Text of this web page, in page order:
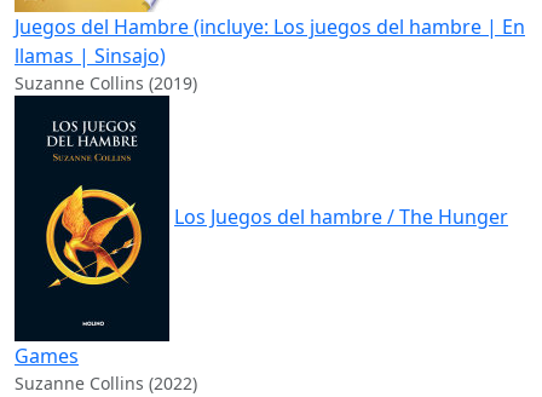
Juegos del Hambre (incluye: Los juegos del hambre | En
llamas | Sinsajo)
Suzanne Collins (2019)
Los Juegos del hambre / The Hunger
Games
Suzanne Collins (2022)